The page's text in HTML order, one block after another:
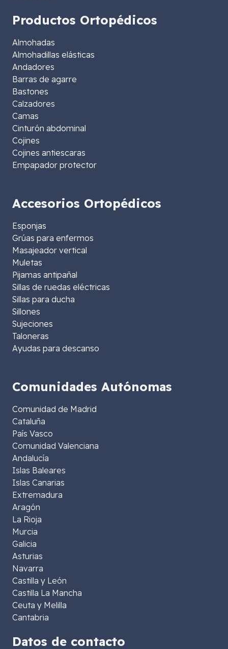
Productos Ortopédicos
Almohadas
Almohadillas elásticas
Andadores
Barras de agarre
Bastones
Calzadores
Camas
Cinturón abdominal
Cojines
Cojines antiescaras
Empapador protector
Accesorios Ortopédicos
Esponjas
Grúas para enfermos
Masajeador vertical
Muletas
Pijamas antipañal
Sillas de ruedas eléctricas
Sillas para ducha
Sillones
Sujeciones
Taloneras
Ayudas para descanso
Comunidades Autónomas
Comunidad de Madrid
Cataluña
País Vasco
Comunidad Valenciana
Andalucía
Islas Baleares
Islas Canarias
Extremadura
Aragón
La Rioja
Murcia
Galicia
Asturias
Navarra
Castilla y León
Castilla La Mancha
Ceuta y Melilla
Cantabria
Datos de contacto